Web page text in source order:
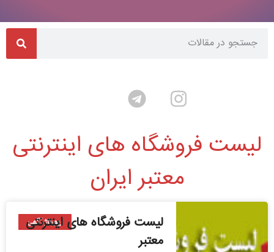
لیست فروشگاه های اینترنتی
معتبر ایران
رپورتاژ آگهی
لیست فروشگاه های اینترنتی
معتبر